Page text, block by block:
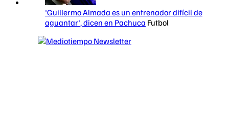
'Guillermo Almada es un entrenador difícil de
aguantar', dicen en Pachuca Futbol